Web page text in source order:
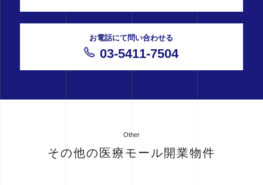
お電話にて問い合わせる
03-5411-7504
Other
その他の医療モール開業物件